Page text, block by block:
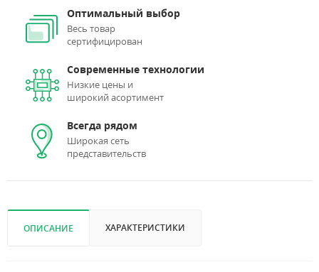
Оптимальный выбор
Весь товар
сертифицирован
Современные технологии
Низкие цены и
широкий асортимент
Всегда рядом
Широкая сеть
представительств
ОПИСАНИЕ ХАРАКТЕРИСТИКИ